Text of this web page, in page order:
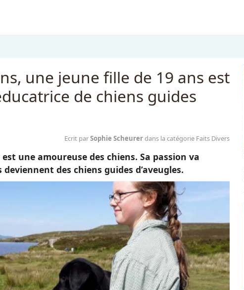
une jeune fille de 19 ans est
de chiens guides
Ecrit parSophie Scheurerdans la catégorie Faits Divers
une amoureuse des chiens. Sa passion va
des chiens guides d’aveugles.